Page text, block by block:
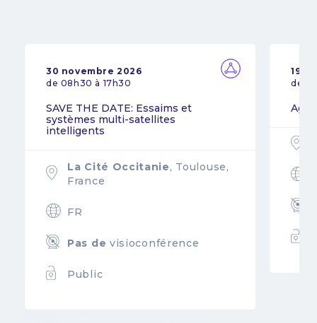
30 novembre 2026
de 08h30 à 17h30
SAVE THE DATE: Essaims et
systèmes multi-satellites
intelligents
La Cité Occitanie, Toulouse,
France
FR
Pas de visioconférence
Public
19
de